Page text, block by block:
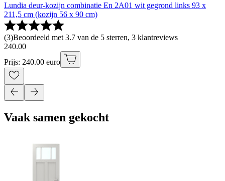
Lundia deur-kozijn combinatie En 2A01 wit gegrond links 93 x
211,5 cm (kozijn 56 x 90 cm)
(3)Beoordeeld met 3.7 van de 5 sterren, 3 klantreviews
240.00
Prijs: 240.00 euro
Vaak samen gekocht